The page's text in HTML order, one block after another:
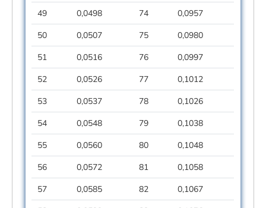
49
0,0498 74
0,0957
50
0,0507 75
0,0980
51
0,0516 76
0,0997
52
0,0526 77
0,1012
53
0,0537 78
0,1026
54
0,0548 79
0,1038
55
0,0560 80
0,1048
56
0,0572 81
0,1058
57
0,0585 82
0,1067